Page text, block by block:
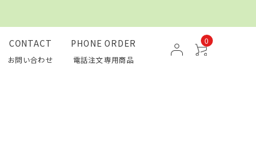
CONTACT
お問い合わせ
PHONE ORDER
電話注文専用商品
0